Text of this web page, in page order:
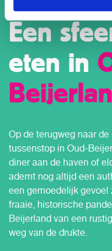
Een
eten in
Op de terugweg naar
tussenstop in Oud-
diner aan de haven of
ademt nog altijd een
een gemoedelijk gevoel
fraaie, historische
Beijerland van een
weg van de drukte.